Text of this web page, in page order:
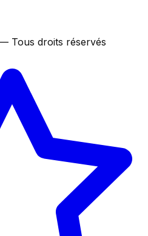
Tous droits réservés